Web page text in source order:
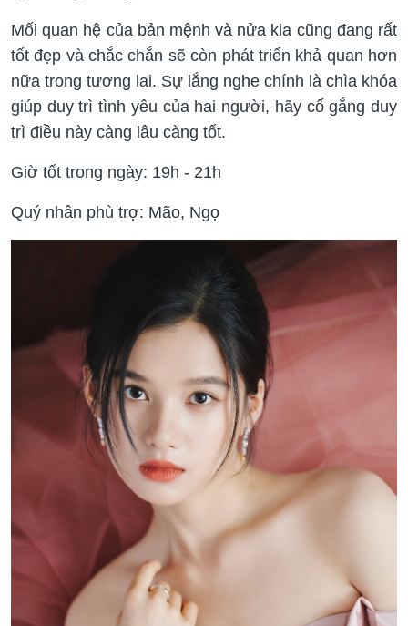
Mối quan hệ của bản mệnh và nửa kia cũng đang rất
tốt đẹp và chắc chắn sẽ còn phát triển khả quan hơn
nữa trong tương lai. Sự lắng nghe chính là chìa khóa
giúp duy trì tình yêu của hai người, hãy cố gắng duy
trì điều này càng lâu càng tốt.
Giờ tốt trong ngày: 19h - 21h
Quý nhân phù trợ: Mão, Ngọ